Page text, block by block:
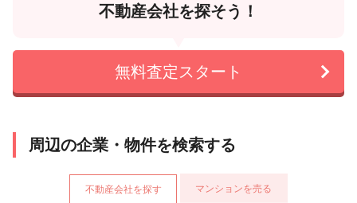
不動産会社を探そう！
無料査定スタート
周辺の企業・物件を検索する
不動産会社を探す マンションを売る